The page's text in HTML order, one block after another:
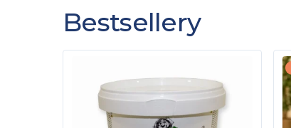
Bestsellery